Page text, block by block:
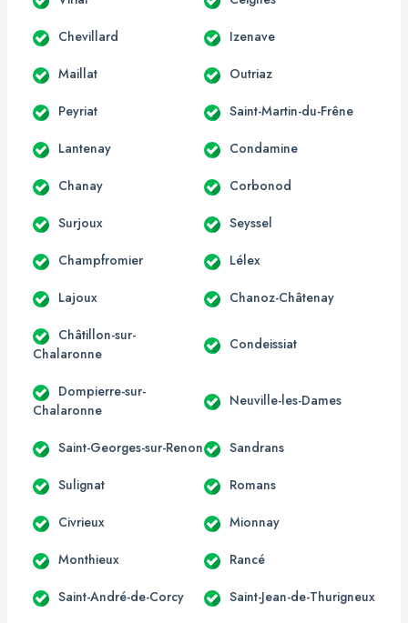
Chevillard Izenave
Maillat Outriaz
Peyriat Saint-Martin-du-Frêne
Lantenay Condamine
Chanay Corbonod
Surjoux Seyssel
Champfromier Lélex
Lajoux Chanoz-Châtenay
Châtillon-sur-
Chalaronne
Condeissiat
Dompierre-sur-
Chalaronne
Neuville-les-Dames
Saint-Georges-sur-Renon Sandrans
Sulignat Romans
Civrieux Mionnay
Monthieux Rancé
Saint-André-de-Corcy Saint-Jean-de-Thurigneux